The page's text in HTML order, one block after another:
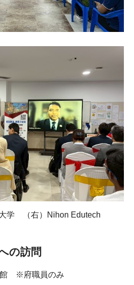
大学 （右）Nihon Edutech
の訪問
館 ※府職員のみ